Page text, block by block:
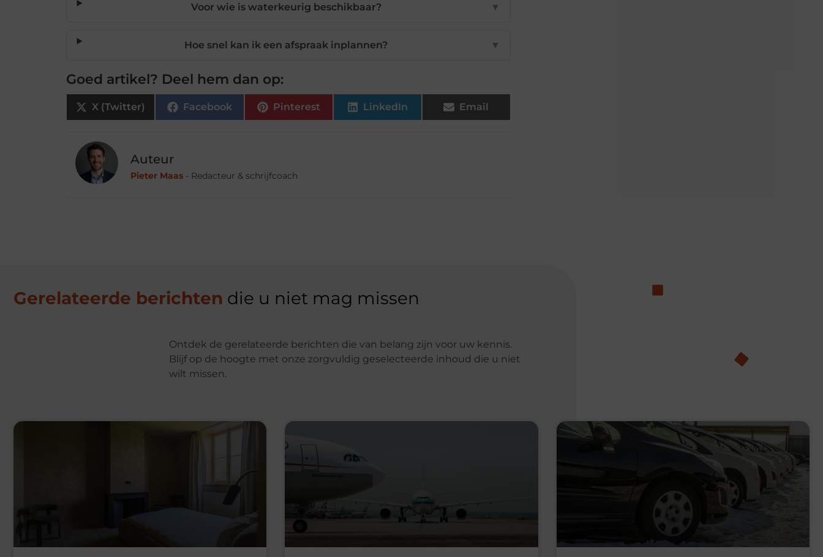
Voor wie is waterkeurig beschikbaar? ▼
Hoe snel kan ik een afspraak inplannen? ▼
Goed artikel? Deel hem dan op:
X (Twitter) Facebook Pinterest LinkedIn Email
Auteur
Pieter Maas - Redacteur & schrijfcoach
Gerelateerde berichten die u niet mag missen
Ontdek de gerelateerde berichten die van belang zijn voor uw kennis.
Blijf op de hoogte met onze zorgvuldig geselecteerde inhoud die u niet
wilt missen.